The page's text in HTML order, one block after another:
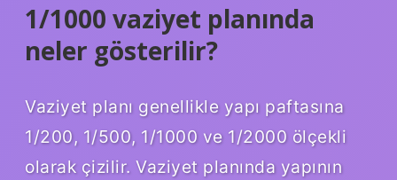
1/1000 vaziyet planında
neler gösterilir?
Vaziyet planı genellikle yapı paftasına
1/200, 1/500, 1/1000 ve 1/2000 ölçekli
olarak çizilir. Vaziyet planında yapının